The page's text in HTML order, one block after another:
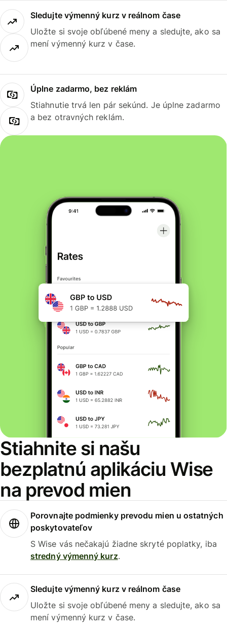
Sledujte výmenný kurz v reálnom čase
Uložte si svoje obľúbené meny a sledujte, ako sa
mení výmenný kurz v čase.
Úplne zadarmo, bez reklám
Stiahnutie trvá len pár sekúnd. Je úplne zadarmo
a bez otravných reklám.
Stiahnite si našu
bezplatnú aplikáciu Wise
na prevod mien
Porovnajte podmienky prevodu mien u ostatných
poskytovateľov
S Wise vás nečakajú žiadne skryté poplatky, iba
stredný výmenný kurz.
Sledujte výmenný kurz v reálnom čase
Uložte si svoje obľúbené meny a sledujte, ako sa
mení výmenný kurz v čase.